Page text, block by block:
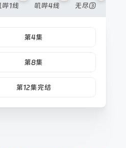
哔1线 叽哔4线 无尽③
第4集
第8集
第12集完结